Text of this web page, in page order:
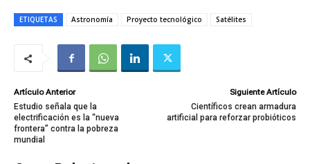
ETIQUETAS Astronomía Proyecto tecnológico Satélites
Artículo Anterior
Estudio señala que la
electrificación es la “nueva
frontera” contra la pobreza
mundial
Siguiente Artículo
Científicos crean armadura
artificial para reforzar probióticos